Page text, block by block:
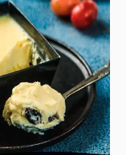
とろ生ガトーショコラ
とろ生 まとめ買いお得
セット
お中元